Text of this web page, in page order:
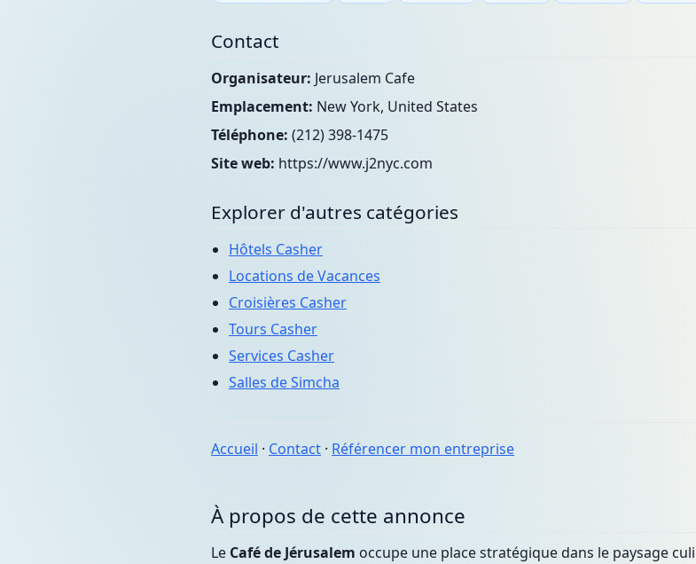
Contact
Organisateur: Jerusalem Cafe
Emplacement: New York, United States
Téléphone: (212) 398-1475
Site web: https://www.j2nyc.com
Explorer d'autres catégories
Hôtels Casher
Locations de Vacances
Croisières Casher
Tours Casher
Services Casher
Salles de Simcha
Accueil · Contact · Référencer mon entreprise
À propos de cette annonce
Le Café de Jérusalem occupe une place stratégique dans le paysage